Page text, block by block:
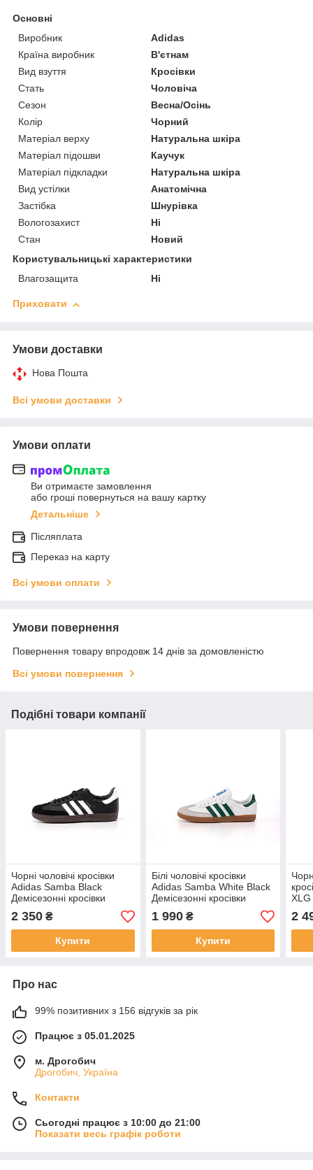
Основні
Виробник
Adidas
Країна виробник
В'єтнам
Вид взуття
Кросівки
Стать
Чоловіча
Сезон
Весна/Осінь
Колір
Чорний
Матеріал верху
Натуральна шкіра
Матеріал підошви
Каучук
Матеріал підкладки
Натуральна шкіра
Вид устілки
Анатомічна
Застібка
Шнурівка
Вологозахист
Ні
Стан
Новий
Користувальницькі характеристики
Влагозащита
Ні
Приховати
Умови доставки
Нова Пошта
Всі умови доставки
Умови оплати
Ви отримаєте замовлення
або гроші повернуться на вашу картку
Детальніше
Післяплата
Переказ на карту
Всі умови оплати
Умови повернення
Повернення товару впродовж 14 днів за домовленістю
Всі умови повернення
Подібні товари компанії
Чорні чоловічі кросівки
Adidas Samba Black
Демісезонні кросівки
Адідас Самба
2 350 ₴
Купити
Білі чоловічі кросівки
Adidas Samba White Black
Демісезонні кросівки
Адідас Самба
1 990₴
Купити
2
Про нас
99% позитивних з 156 відгуків за рік
Працює з 05.01.2025
м. Дрогобич
Дрогобич, Україна
Контакти
Сьогодні працює з 10:00 до 21:00
Показати весь графік роботи